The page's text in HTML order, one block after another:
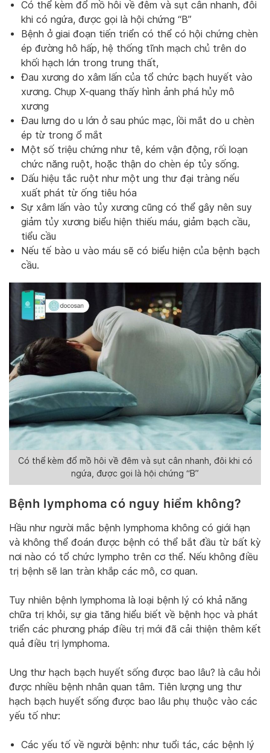
Có thể kèm đổ mồ hôi về đêm và sụt cân nhanh, đôi
khi có ngứa, được gọi là hội chứng “B”
Bệnh ở giai đoạn tiến triển có thể có hội chứng chèn
ép đường hô hấp, hệ thống tĩnh mạch chủ trên do
khối hạch lớn trong trung thất,
Đau xương do xâm lấn của tổ chức bạch huyết vào
xương. Chụp X-quang thấy hình ảnh phá hủy mô
xương
Đau lưng do u lớn ở sau phúc mạc, lồi mắt do u chèn
ép từ trong ổ mắt
Một số triệu chứng như tê, kém vận động, rối loạn
chức năng ruột, hoặc thận do chèn ép tủy sống.
Dấu hiệu tắc ruột như một ung thư đại tràng nếu
xuất phát từ ống tiêu hóa
Sự xâm lấn vào tủy xương cũng có thể gây nên suy
giảm tủy xương biểu hiện thiếu máu, giảm bạch cầu,
tiểu cầu
Nếu tế bào u vào máu sẽ có biểu hiện của bệnh bạch
cầu.
Có thể kèm đổ mồ hôi về đêm và sụt cân nhanh, đôi khi có
ngứa, được gọi là hội chứng “B”
Bệnh lymphoma có nguy hiểm không?
Hầu như người mắc bệnh lymphoma không có giới hạn
và không thể đoán được bệnh có thể bắt đầu từ bất kỳ
nơi nào có tổ chức lympho trên cơ thể. Nếu không điều
trị bệnh sẽ lan tràn khắp các mô, cơ quan.
Tuy nhiên bệnh lymphoma là loại bệnh lý có khả năng
chữa trị khỏi, sự gia tăng hiểu biết về bệnh học và phát
triển các phương pháp điều trị mới đã cải thiện thêm kết
quả điều trị lymphoma.
Ung thư hạch bạch huyết sống được bao lâu? là câu hỏi
được nhiều bệnh nhân quan tâm. Tiên lượng ung thư
hạch bạch huyết sống được bao lâu phụ thuộc vào các
yếu tố như:
Các yếu tố về người bệnh: như tuổi tác, các bệnh lý